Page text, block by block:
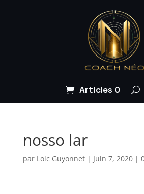
Articles 0
nosso lar
par Loic Guyonnet| Juin 7, 2020|